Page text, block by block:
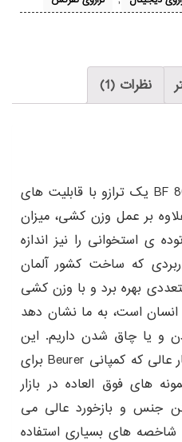
نظرات (1)
ترازو تشخیصی بیورر مدل BF 800 یک ترازو با قابلیت های
بر عمل وزن کشی، میزان
ی استخوانی را نیز اندازه
که ساخت کشور آلمان
بهره برد و با وزن کشی
است، به ما نشان دهد
و یا چاق شدن داریم. این
دستگاه با داشتن کیفیت بسیار عالی که کمپانی Beurer برای
های فوق العاده در بازار
جنس و بازخورد عالی می
های بسیاری استفاده